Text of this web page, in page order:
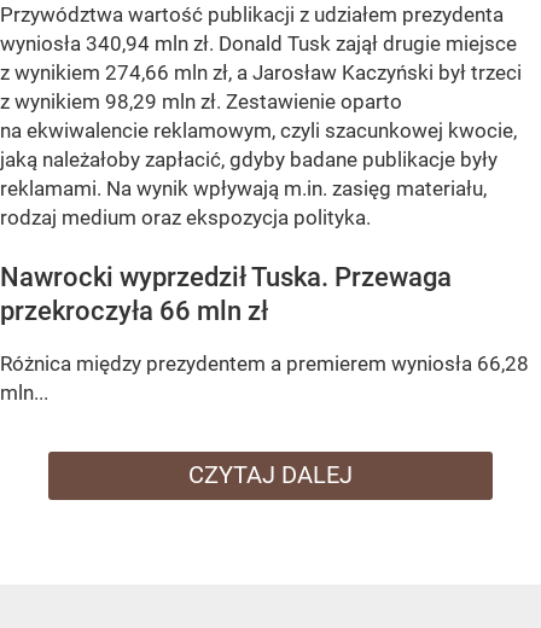
Przywództwa wartość publikacji z udziałem prezydenta
wyniosła 340,94 mln zł. Donald Tusk zajął drugie miejsce
z wynikiem 274,66 mln zł, a Jarosław Kaczyński był trzeci
z wynikiem 98,29 mln zł. Zestawienie oparto
na ekwiwalencie reklamowym, czyli szacunkowej kwocie,
jaką należałoby zapłacić, gdyby badane publikacje były
reklamami. Na wynik wpływają m.in. zasięg materiału,
rodzaj medium oraz ekspozycja polityka.
Nawrocki wyprzedził Tuska. Przewaga
przekroczyła 66 mln zł
Różnica między prezydentem a premierem wyniosła 66,28
mln...
CZYTAJ DALEJ